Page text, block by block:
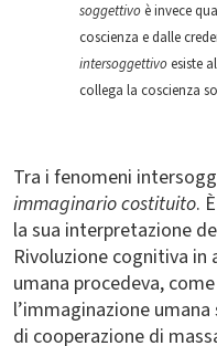
soggettivoè invece
coscienza e dalle
intersoggettivoesiste
collega la coscienza
Tra i fenomeni
immaginario costituito.
la sua interpretazione
Rivoluzione cognitiva in
umana procedeva,
l’immaginazione
di cooperazione di